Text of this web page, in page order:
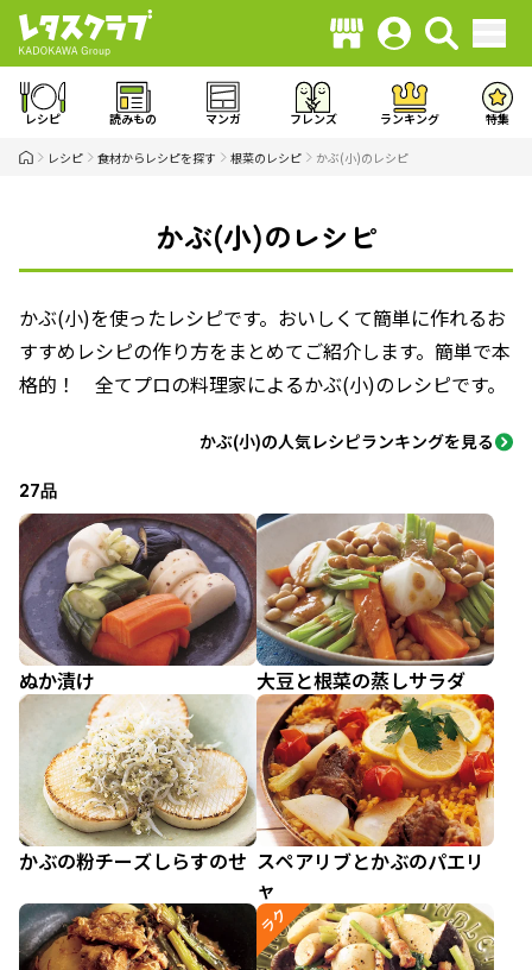
レシピ 読みもの マンガ フレンズ ランキング 特集
レシピ 食材からレシピを探す 根菜のレシピ かぶ(小)のレシピ
かぶ(小)のレシピ
かぶ(小)を使ったレシピです。おいしくて簡単に作れるお
すすめレシピの作り方をまとめてご紹介します。簡単で本
格的！ 全てプロの料理家によるかぶ(小)のレシピです。
かぶ(小)の人気レシピランキングを見る
27品
ぬか漬け 大豆と根菜の蒸しサラダ
かぶの粉チーズしらすのせ スペアリブとかぶのパエリ
ャ
ラク